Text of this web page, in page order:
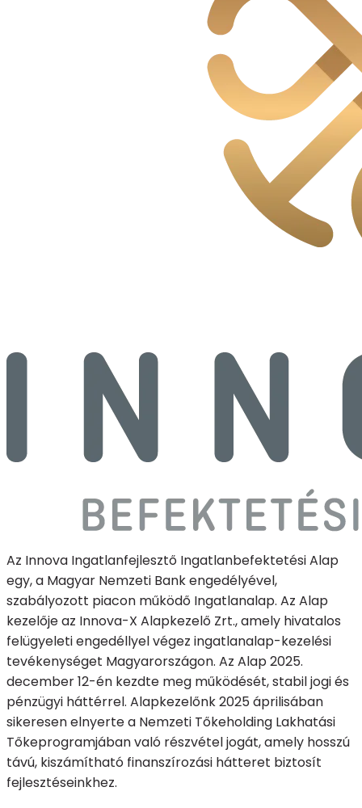
Az Innova Ingatlanfejlesztő Ingatlanbefektetési Alap
egy, a Magyar Nemzeti Bank engedélyével,
szabályozott piacon működő Ingatlanalap. Az Alap
kezelője az Innova-X Alapkezelő Zrt., amely hivatalos
felügyeleti engedéllyel végez ingatlanalap-kezelési
tevékenységet Magyarországon. Az Alap 2025.
december 12-én kezdte meg működését, stabil jogi és
pénzügyi háttérrel. Alapkezelőnk 2025 áprilisában
sikeresen elnyerte a Nemzeti Tőkeholding Lakhatási
Tőkeprogramjában való részvétel jogát, amely hosszú
távú, kiszámítható finanszírozási hátteret biztosít
fejlesztéseinkhez.